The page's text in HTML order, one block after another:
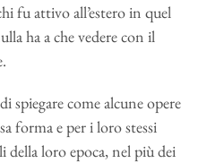
fu attivo all’estero in quel
ha a che vedere con il
spiegare come alcune opere
forma e per i loro stessi
loro epoca, nel più dei